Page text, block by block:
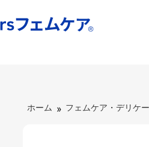
ホーム » フェムケア・デリケ